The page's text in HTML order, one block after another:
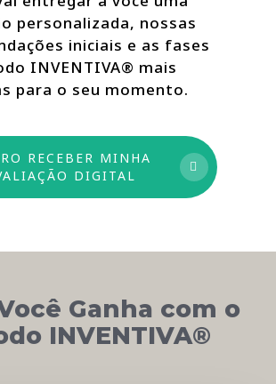
personalizada, nossas
iniciais e as fases
INVENTIVA® mais
para o seu momento.
RECEBER MINHA
DIGITAL
Ganha com o
INVENTIVA®